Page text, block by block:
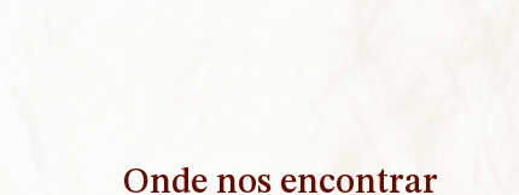
Onde nos encontrar